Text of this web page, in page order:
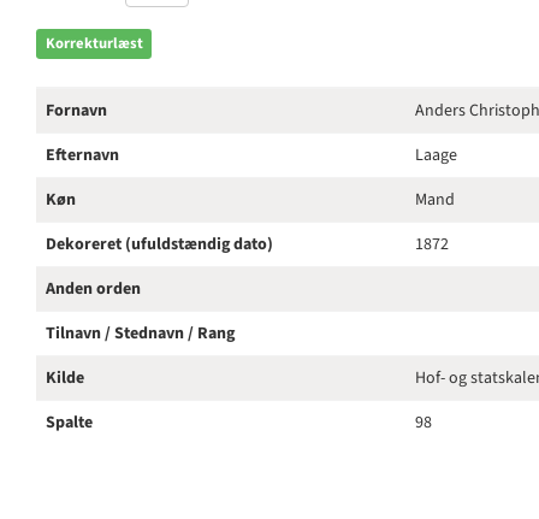
Korrekturlæst
Fornavn
Anders
Efternavn
Laage
Køn
Mand
Dekoreret (ufuldstændig dato)
1872
Anden orden
Tilnavn / Stednavn / Rang
Kilde
Hof- og
Spalte
98